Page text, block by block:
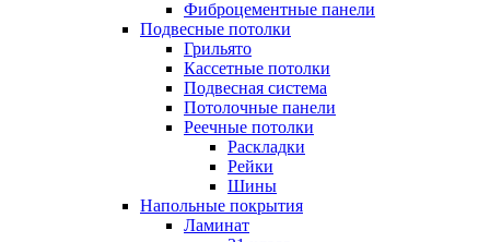
Фиброцементные панели
Подвесные потолки
Грильято
Кассетные потолки
Подвесная система
Потолочные панели
Реечные потолки
Раскладки
Рейки
Шины
Напольные покрытия
Ламинат